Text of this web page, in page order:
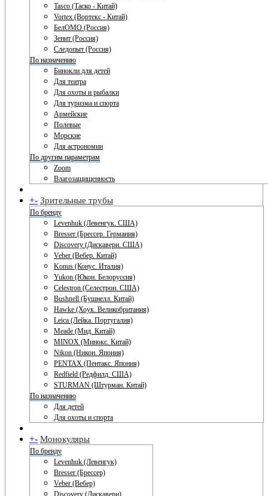
Tasco (Таско - Китай)
Vortex (Вортекс - Китай)
БелОМО (Россия)
Зенит (Россия)
Следопыт (Россия)
По назначению
Бинокли для детей
Для театра
Для охоты и рыбалки
Для туризма и спорта
Армейские
Полевые
Морские
Для астрономии
По другим параметрам
Zoom
Влагозащищенность
+- Зрительные трубы
По бренду
Levenhuk (Левенгук. США)
Bresser (Брессер. Германия)
Discovery (Дискавери. США)
Veber (Вебер. Китай)
Konus (Конус. Италия)
Yukon (Юкон. Белоруссия)
Celestron (Селестрон. США)
Bushnell (Бушнелл. Китай)
Hawke (Хоук. Великобритания)
Leica (Лейка. Португалия)
Meade (Мид. Китай)
MINOX (Минокс. Китай)
Nikon (Никон. Япония)
PENTAX (Пентакс. Япония)
Redfield (Редфилд. США)
STURMAN (Штурман. Китай)
По назначению
Для детей
Для охоты и спорта
+- Монокуляры
По бренду
Levenhuk (Левенгук)
Bresser (Брессер)
Veber (Вебер)
Discovery (Дискавери)